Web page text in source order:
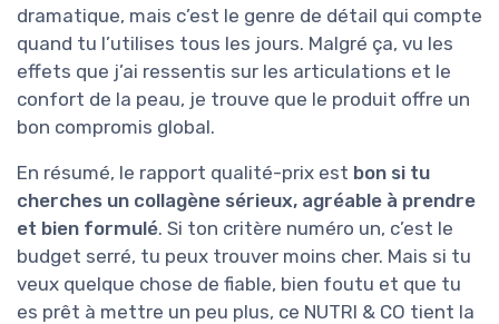
dramatique, mais c’est le genre de détail qui compte
quand tu l’utilises tous les jours. Malgré ça, vu les
effets que j’ai ressentis sur les articulations et le
confort de la peau, je trouve que le produit offre un
bon compromis global.
En résumé, le rapport qualité-prix est bon si tu
cherches un collagène sérieux, agréable à prendre
et bien formulé. Si ton critère numéro un, c’est le
budget serré, tu peux trouver moins cher. Mais si tu
veux quelque chose de fiable, bien foutu et que tu
es prêt à mettre un peu plus, ce NUTRI & CO tient la